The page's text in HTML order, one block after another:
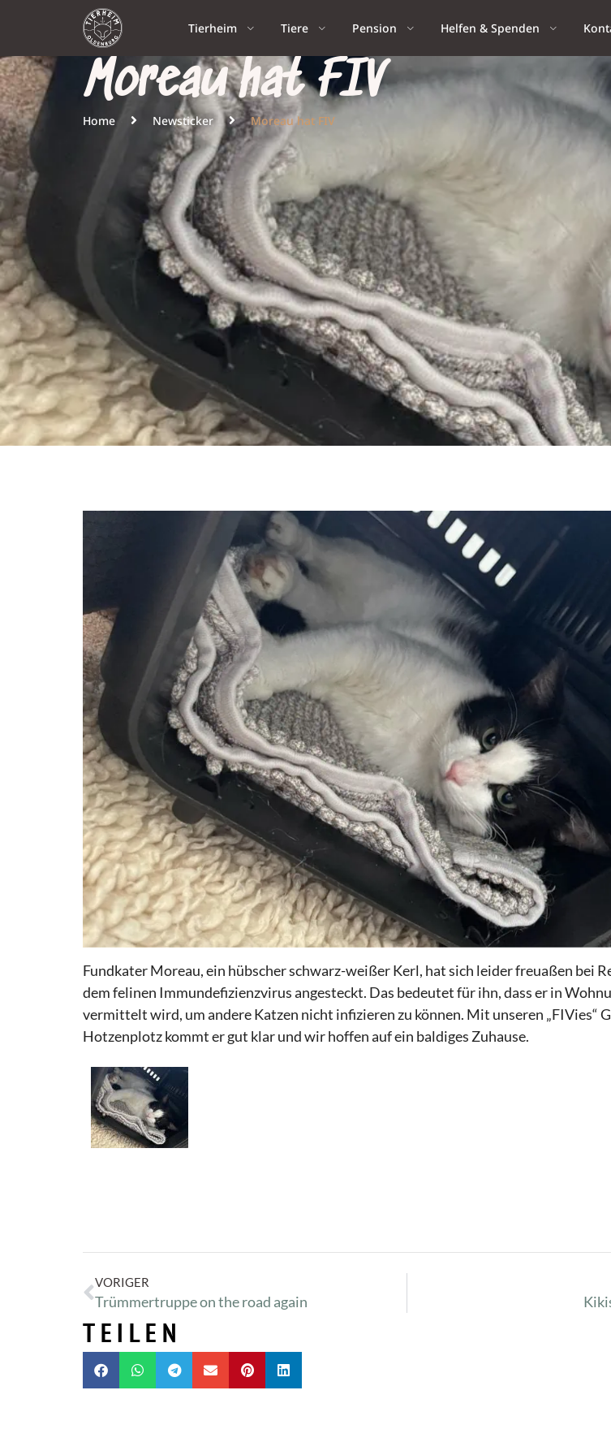
Tierheim Tiere Pension Helfen & Spenden
Moreau hat FIV
Home Newsticker Moreau hat FIV
Fundkater Moreau, ein hübscher schwarz-weißer Kerl, hat sich leider freuaßen bei
dem felinen Immundefizienzvirus angesteckt. Das bedeutet für ihn, dass er in
vermittelt wird, um andere Katzen nicht infizieren zu können. Mit unseren „FIVies“
Hotzenplotz kommt er gut klar und wir hoffen auf ein baldiges Zuhause.
VORIGER
Trümmertruppe on the road again
TEILEN